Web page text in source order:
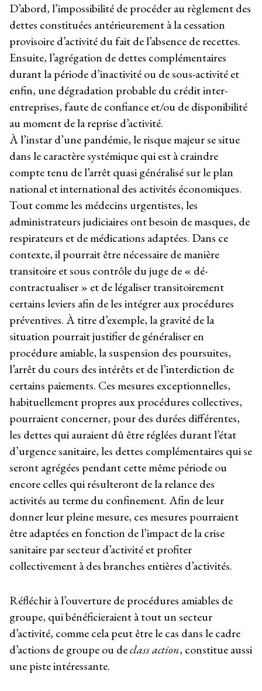
D’abord, l’impossibilité de procéder au règlement des
dettes constituées antérieurement à la cessation
provisoire d’activité du fait de l’absence de recettes.
Ensuite, l’agrégation de dettes complémentaires
durant la période d’inactivité ou de sous-activité et
enfin, une dégradation probable du crédit inter-
entreprises, faute de confiance et/ou de disponibilité
au moment de la reprise d’activité.
À l’instar d’une pandémie, le risque majeur se situe
dans le caractère systémique qui est à craindre
compte tenu de l’arrêt quasi généralisé sur le plan
national et international des activités économiques.
Tout comme les médecins urgentistes, les
administrateurs judiciaires ont besoin de masques, de
respirateurs et de médications adaptées. Dans ce
contexte, il pourrait être nécessaire de manière
transitoire et sous contrôle du juge de « dé-
contractualiser » et de légaliser transitoirement
certains leviers afin de les intégrer aux procédures
préventives. À titre d’exemple, la gravité de la
situation pourrait justifier de généraliser en
procédure amiable, la suspension des poursuites,
l’arrêt du cours des intérêts et de l’interdiction de
certains paiements. Ces mesures exceptionnelles,
habituellement propres aux procédures collectives,
pourraient concerner, pour des durées différentes,
les dettes qui auraient dû être réglées durant l’état
d’urgence sanitaire, les dettes complémentaires qui se
seront agrégées pendant cette même période ou
encore celles qui résulteront de la relance des
activités au terme du confinement. Afin de leur
donner leur pleine mesure, ces mesures pourraient
être adaptées en fonction de l’impact de la crise
sanitaire par secteur d’activité et profiter
collectivement à des branches entières d’activités.
Réfléchir à l’ouverture de procédures amiables de
groupe, qui bénéficieraient à tout un secteur
d’activité, comme cela peut être le cas dans le cadre
d’actions de groupe ou declass action, constitue aussi
une piste intéressante.